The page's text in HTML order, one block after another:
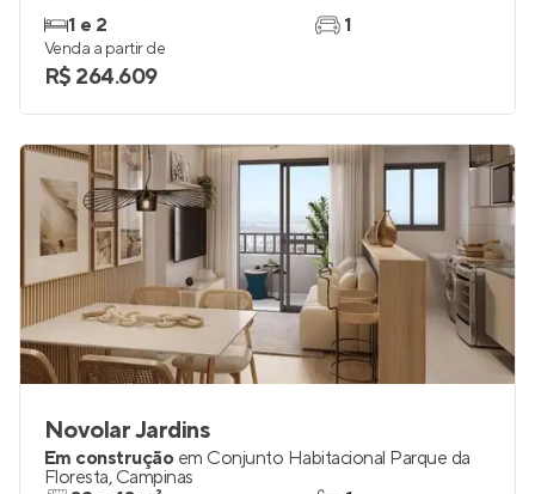
1 e 2
1
Venda a partir de
R$ 264.609
Novolar Jardins
Em construção em Conjunto Habitacional Parque da
Floresta, Campinas